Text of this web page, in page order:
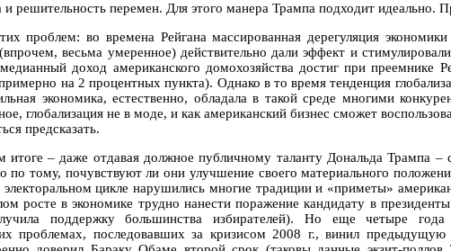
и решительность перемен. Для этого манера Трампа подходит идеально.
проблем: во времена Рейгана массированная дерегуляция
весьма умеренное) действительно дали эффект и
доход американского домохозяйства достиг при преемнике
на 2 процентных пункта). Однако в то время тенденция
экономика, естественно, обладала в такой среде многими
глобализация не в моде, и как американский бизнес сможет
предсказать.
итоге – даже отдавая должное публичному таланту Дональда Трампа –
по тому, почувствуют ли они улучшение своего материального
цикле нарушились многие традиции и «приметы»
росте в экономике трудно нанести поражение кандидату в
поддержку большинства избирателей). Но еще четыре года
проблемах, последовавших за кризисом 2008 г., винил